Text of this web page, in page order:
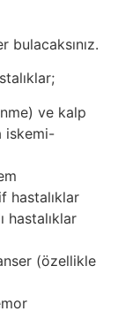
bulacaksınız.
ve kalp
iskemi-
hastalıklar
hastalıklar
(özellikle